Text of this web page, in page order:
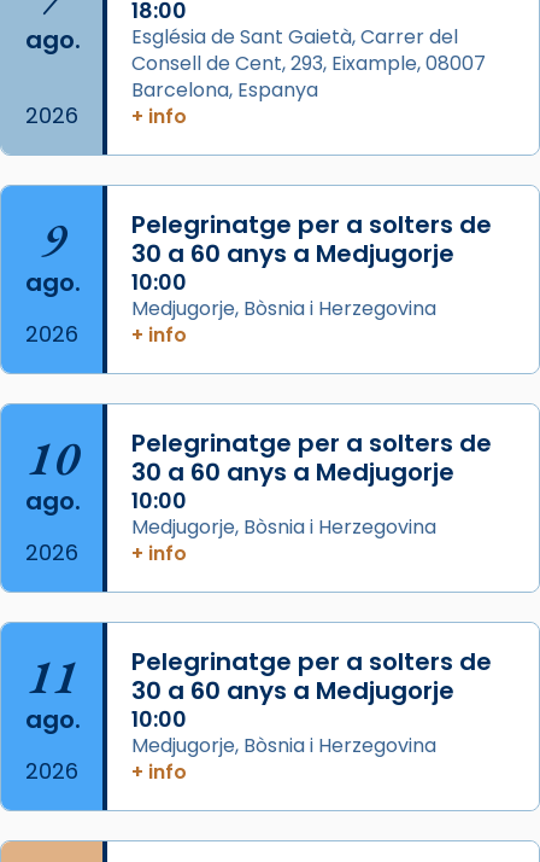
1 week ago
Aquest dilluns, 27 de juliol, ha tingut lloc la
missa d’acció de gràcies en agraïment al
comitè organitzador de la visita apostòlica
L’arquebisbe de Barcelona, el cardenal Joan
Josep Omella, ha presidit la missa i l’ha
concelebrat el bisbe auxiliar de Barcelona,
Mons. David Abadías.
📸 Dr. G. Simón
Foto
Arquebisbat de Barcelona
2 weeks ago
Memòria de les santes Juliana i
Acompanyant la història de sant Cugat, a
partir de l’Edat Mitjana sorgeix la tradició
que les santes Juliana (“relatiu a Júlia”) i
Semproniana (“relatiu a Semprònia =
eterna”) són deixebles seves. I l’any 1667, el
frare Joan Gaspar Roig, afirma en una obra
que les santes són filles de l’antiga Iluro.
Mataró en reivindicarà les relíq
ago.
2026
18:00
Església de Sant Gaietà, Carrer del
Consell de Cent, 293, Eixample, 08007
Barcelona, Espanya
+ info
9
ago.
2026
Pelegrinatge per a solters de
30 a 60 anys a Medjugorje
10:00
Medjugorje, Bòsnia i Herzegovina
+ info
10
ago.
2026
Pelegrinatge per a solters de
30 a 60 anys a Medjugorje
10:00
Medjugorje, Bòsnia i Herzegovina
+ info
11
ago.
2026
Pelegrinatge per a solters de
30 a 60 anys a Medjugorje
10:00
Medjugorje, Bòsnia i Herzegovina
+ info